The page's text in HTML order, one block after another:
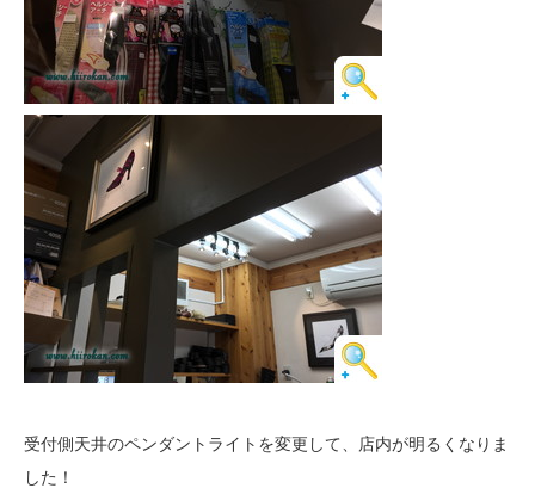
受付側天井のペンダントライトを変更して、店内が明るくなりま
した！